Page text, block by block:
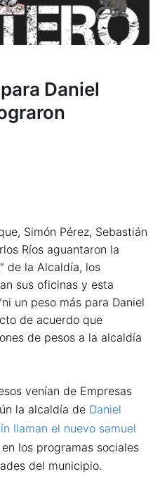
Daniel
Simón Pérez, Sebastián
Ríos aguantaron la
de la Alcaldía, los
sus oficinas y esta
un peso más para Daniel
de acuerdo que
de pesos a la alcaldía
venían de Empresas
la alcaldía de Daniel
llaman el nuevo samuel
los programas sociales
del municipio.